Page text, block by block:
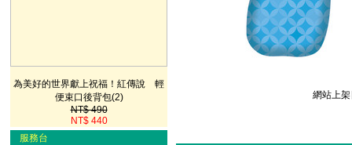
為美好的世界獻上祝福！紅傳說 輕
便束口後背包(2)
NT$ 490
NT$ 440
服務台
網站上